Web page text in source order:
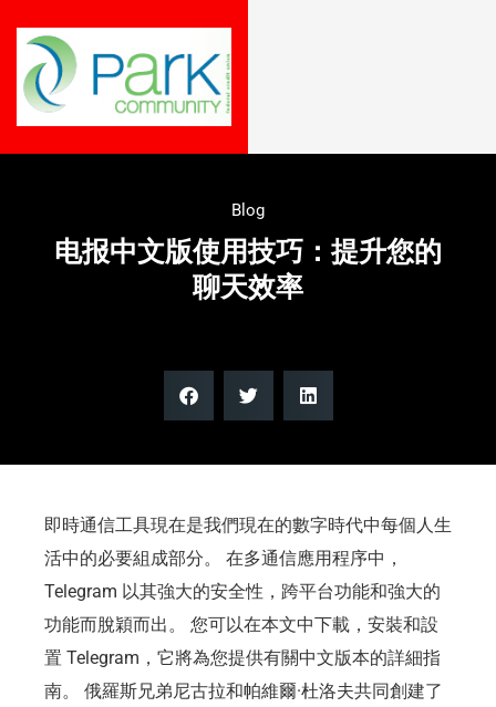
Blog
电报中文版使用技巧：提升您的
聊天效率
即時通信工具現在是我們現在的數字時代中每個人生
活中的必要組成部分。 在多通信應用程序中，
Telegram 以其強大的安全性，跨平台功能和強大的
功能而脫穎而出。 您可以在本文中下載，安裝和設
置 Telegram，它將為您提供有關中文版本的詳細指
南。 俄羅斯兄弟尼古拉和帕維爾·杜洛夫共同創建了